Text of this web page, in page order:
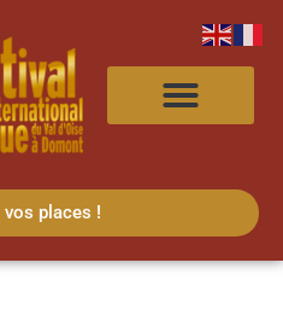
vos places !